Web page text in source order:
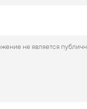
не является